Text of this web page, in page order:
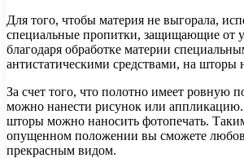
Для того, чтобы материя не выгорала,
специальные пропитки, защищающие от
благодаря обработке материи
антистатическими средствами, на шторы
За счет того, что полотно имеет ровную
можно нанести рисунок или
шторы можно наносить фотопечать.
опущенном положении вы сможете
прекрасным видом.